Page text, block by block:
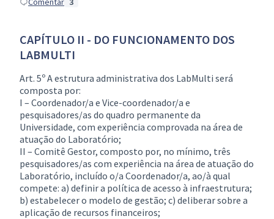
CAPÍTULO II - DO FUNCIONAMENTO DOS
LABMULTI
Art. 5º A estrutura administrativa dos LabMulti será
composta por:
I – Coordenador/a e Vice-coordenador/a e
pesquisadores/as do quadro permanente da
Universidade, com experiência comprovada na área de
atuação do Laboratório;
II – Comitê Gestor, composto por, no mínimo, três
pesquisadores/as com experiência na área de atuação do
Laboratório, incluído o/a Coordenador/a, ao/à qual
compete: a) definir a política de acesso à infraestrutura;
b) estabelecer o modelo de gestão; c) deliberar sobre a
aplicação de recursos financeiros;